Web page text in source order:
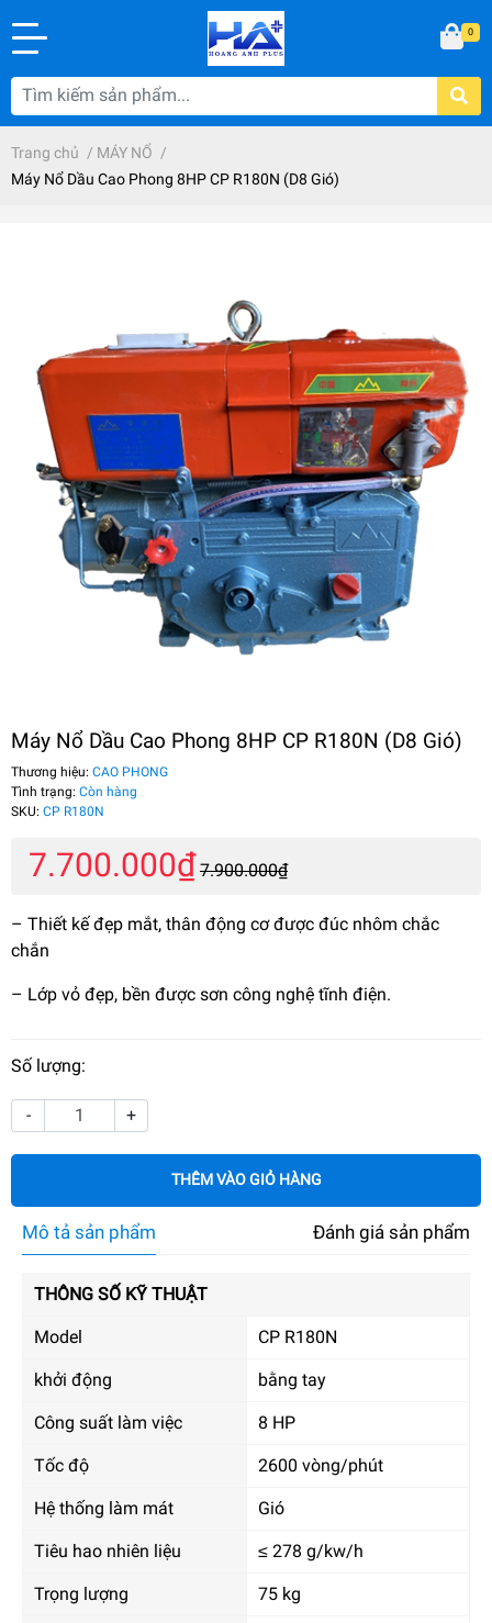
0
Trang chủ / MÁY NỔ /
Máy Nổ Dầu Cao Phong 8HP CP R180N (D8 Gió)
Máy Nổ Dầu Cao Phong 8HP CP R180N (D8 Gió)
Thương hiệu: CAO PHONG
Tình trạng: Còn hàng
SKU: CP R180N
7.700.000₫ 7.900.000₫
– Thiết kế đẹp mắt, thân động cơ được đúc nhôm chắc
chắn
– Lớp vỏ đẹp, bền được sơn công nghệ tĩnh điện.
Số lượng:
- +
THÊM VÀO GIỎ HÀNG
Mô tả sản phẩm Đánh giá sản phẩm
THÔNG SỐ KỸ THUẬT
Model CP R180N
khởi động bằng tay
Công suất làm việc 8 HP
Tốc độ 2600 vòng/phút
Hệ thống làm mát Gió
Tiêu hao nhiên liệu ≤ 278 g/kw/h
Trọng lượng 75 kg